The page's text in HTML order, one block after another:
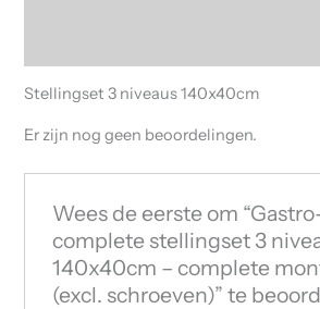
Stellingset 3 niveaus 140x40cm
Er zijn nog geen beoordelingen.
Wees de eerste om
complete stellingset 3
140x40cm – complete
(excl. schroeven)” te